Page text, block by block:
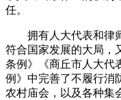
任。
拥有人大代表和律师
符合国家发展的大局，
条例》《商丘市人大代
例》中完善了不履行消
农村庙会，以及各种集